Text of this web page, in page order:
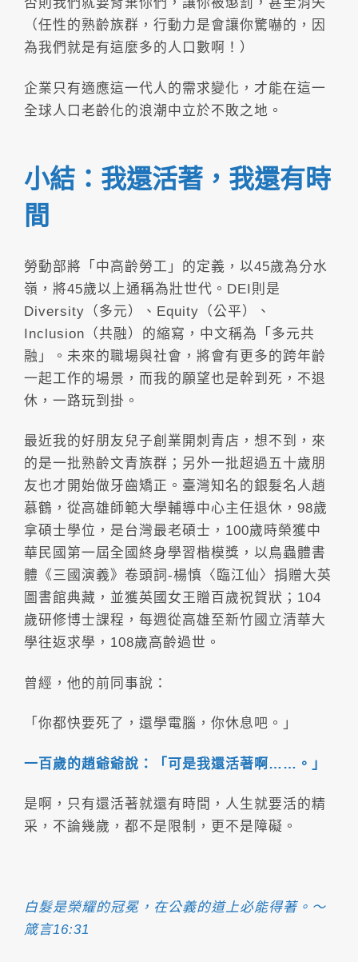
（任性的熟齡族群，行動力是會讓你驚嚇的，因
為我們就是有這麼多的人口數啊！）
企業只有適應這一代人的需求變化，才能在這一
全球人口老齡化的浪潮中立於不敗之地。
小結：我還活著，我還有時
間
勞動部將「中高齡勞工」的定義，以45歲為分水
嶺，將45歲以上通稱為壯世代。DEI則是
Diversity（多元）、Equity（公平）、
Inclusion（共融）的縮寫，中文稱為「多元共
融」。未來的職場與社會，將會有更多的跨年齡
一起工作的場景，而我的願望也是幹到死，不退
休，一路玩到掛。
最近我的好朋友兒子創業開刺青店，想不到，來
的是一批熟齡文青族群；另外一批超過五十歲朋
友也才開始做牙齒矯正。臺灣知名的銀髮名人趙
慕鶴，從高雄師範大學輔導中心主任退休，98歲
拿碩士學位，是台灣最老碩士，100歲時榮獲中
華民國第一屆全國終身學習楷模獎，以鳥蟲體書
體《三國演義》卷頭詞-楊慎〈臨江仙〉捐贈大英
圖書館典藏，並獲英國女王贈百歲祝賀狀；104
歲研修博士課程，每週從高雄至新竹國立清華大
學往返求學，108歲高齡過世。
曾經，他的前同事說：
「你都快要死了，還學電腦，你休息吧。」
一百歲的趙爺爺說：「可是我還活著啊……。」
是啊，只有還活著就還有時間，人生就要活的精
采，不論幾歲，都不是限制，更不是障礙。
白髮是榮耀的冠冕，在公義的道上必能得著。～
箴言16:31